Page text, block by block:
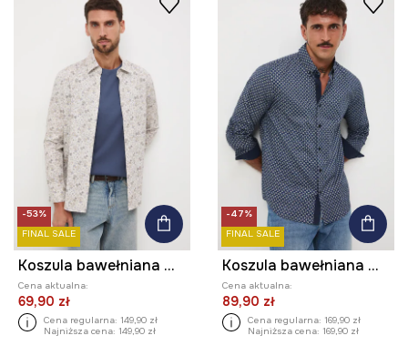
-53%
FINAL SALE
Koszula bawełniana męska z kołnierzykiem klasycznym z diagonalu
Cena aktualna:
69,90 zł
Cena regularna: 149,90 zł
Najniższa cena: 149,90 zł
-47%
FINAL SALE
Koszula bawełniana męska z kołnierzykiem button-down
Cena aktualna:
89,90 zł
Cena regularna: 169,90 zł
Najniższa cena: 169,90 zł